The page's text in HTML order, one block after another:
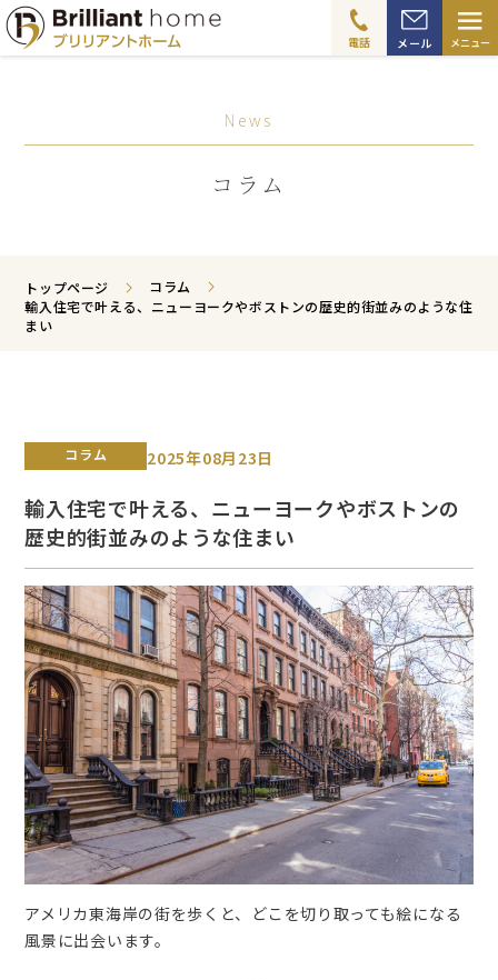
電話 メール ≡
メニュー
News
コラム
トップページ
コラム
輸入住宅で叶える、ニューヨークやボストンの歴史的街並みのような住
まい
コラム 2025年08月23日
輸入住宅で叶える、ニューヨークやボストンの
歴史的街並みのような住まい
アメリカ東海岸の街を歩くと、どこを切り取っても絵になる
風景に出会います。